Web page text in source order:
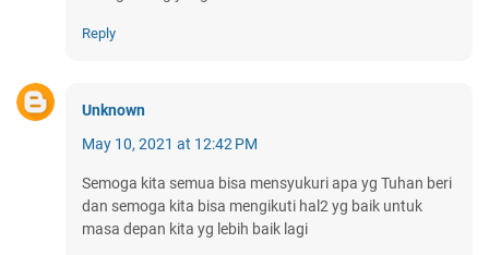
Reply
Unknown
May 10, 2021 at 12:42 PM
Semoga kita semua bisa mensyukuri apa yg Tuhan beri
dan semoga kita bisa mengikuti hal2 yg baik untuk
masa depan kita yg lebih baik lagi